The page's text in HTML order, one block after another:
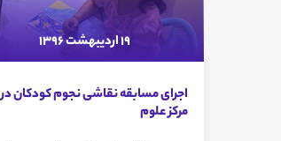
19 اردیبهشت 1396
اجرای مسابقه نقاشی نجوم کودکان در
مرکز علوم